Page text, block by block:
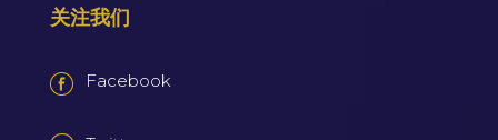
关注我们
Facebook